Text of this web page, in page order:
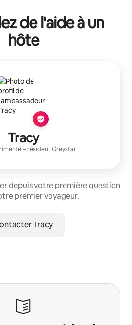
de l'aide à un
hôte
Tracy
– résidentGreystar
depuis votre première question
premier voyageur.
Tracy